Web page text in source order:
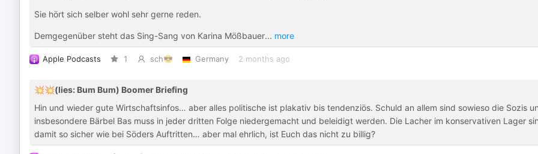
Sie hört sich selber wohl sehr gerne reden.
Demgegenüber steht das Sing-Sang von Karina Mößbauer... more
Apple Podcasts 1 sch😎 Germany 2 months ago
💥💥(lies: Bum Bum) Boomer Briefing
Hin und wieder gute Wirtschaftsinfos… aber alles politische ist plakativ bis tendenziös. Schuld an allem sind sowieso die Sozis
insbesondere Bärbel Bas muss in jeder dritten Folge niedergemacht und beleidigt werden. Die Lacher im konservativen Lager
damit so sicher wie bei Söders Auftritten… aber mal ehrlich, ist Euch das nicht zu billig?